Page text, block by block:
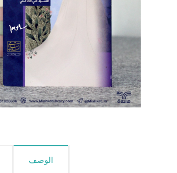
الوصف